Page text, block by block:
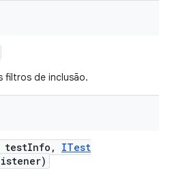
filtros de inclusão.
testInfo ,
ITest